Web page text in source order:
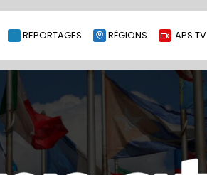
REPORTAGES RÉGIONS APS TV